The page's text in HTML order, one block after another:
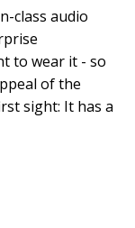
class audio
to wear it - so
of the
sight: It has a